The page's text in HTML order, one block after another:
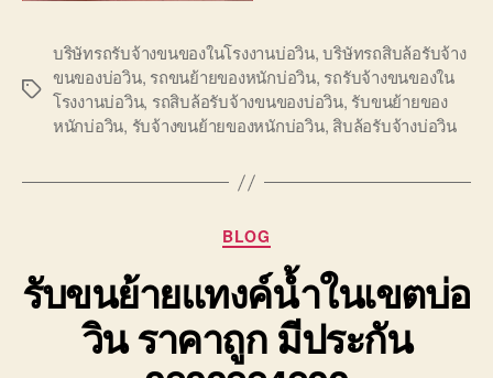
Tags
บริษัทรถรับจ้างขนของในโรงงานบ่อวิน,บริษัทรถสิบล้อรับจ้าง
ขนของบ่อวิน, รถขนย้ายของหนักบ่อวิน, รถรับจ้างขนของใน
โรงงานบ่อวิน, รถสิบล้อรับจ้างขนของบ่อวิน, รับขนย้ายของ
หนักบ่อวิน, รับจ้างขนย้ายของหนักบ่อวิน, สิบล้อรับจ้างบ่อวิน
Categories
BLOG
รับขนย้ายแทงค์น้ำในเขตบ่อ
วิน ราคาถูก มีประกัน